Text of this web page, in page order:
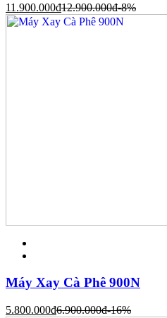
11.900.000đ12.900.000đ-8%
Máy Xay Cà Phê 900N
5.800.000đ6.900.000đ-16%